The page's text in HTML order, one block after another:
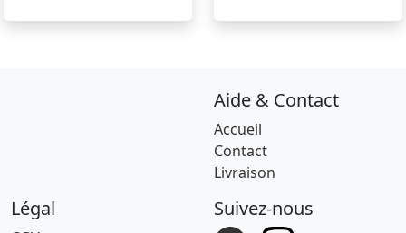
Aide & Contact
Accueil
Contact
Livraison
Légal Suivez-nous